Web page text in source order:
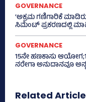
GOVERNANCE
‘ಅಕ್ರಮ ಗಣಿಗಾರಿಕೆ
ಸಿಮೆಂಟ್ ಪ್ರಕರಣದಲ್ಲಿ
GOVERNANCE
15ನೇ ಹಣಕಾಸು
ನರೇಗಾ ಅನುದಾನವೂ
Related